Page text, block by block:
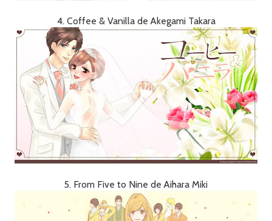
4. Coffee & Vanilla de Akegami Takara
5. From Five to Nine de Aihara Miki